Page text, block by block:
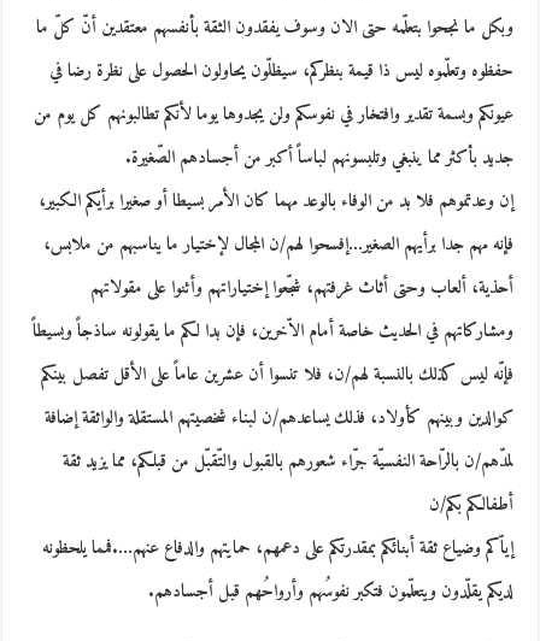
وبكل ما نجحوا بتعلّمه حتى الان وسوف يفقدون الثقة بأنفسهم معتقدين أنّ كلّ ما
حفظوه وتعلّموه ليس ذا قيمة بنظركم، سيظلّون يحاولون الحصول على نظرة رضا في
عيونكم وبسمة تقدير وافتخار في نفوسكم ولن يجدوها يوما لأنكم تطالبونهم كل يوم من
جديد بأكثر مما ينبغي وتلبسونهم لباساً أكبر من أجسادهم الصّغيرة.
إن وعدتموهم فلا بد من الوفاء بالوعد مهما كان الأمر بسيطا أو صغيرا برأيكم الكبير،
فإنه مهم جدا برأيهم الصغير…إفسحوا لهم/ن المجال لإختيار ما يناسبهم من ملابس،
أحذية، ألعاب وحتى أثاث غرفتهم، شجّعوا إختياراتهم وأثنوا على مقولاتهم
ومشاركاتهم في الحديث خاصة أمام الاّخرين، فإن بدا لكم ما يقولونه ساذجاً وبسيطاً
فإنّه ليس كذلك بالنسبة لهم/ن، فلا تنسوا أن عشرين عاماً على الأقل تفصل بينكم
كوالدين وبينهم كأولاد، فذلك يساعدهم/ن لبناء شخصيتهم المستقلة والواثقة إضافة
لمدّهم/ن بالرّاحة النفسيّة جرّاء شعورهم بالقبول والتّقبّل من قبلكم، مما يزيد ثقة
أطفالكم بكم/ن
إياّكم وضياع ثقة أبنائكم بمقدرتكم على دعمهم، حمايتهم والدفاع عنهم….فمما يلحظونه
لديكم يقلّدون ويتعلّمون فتكبر نفوسُهم وأرواحُهم قبل أجسادهم.